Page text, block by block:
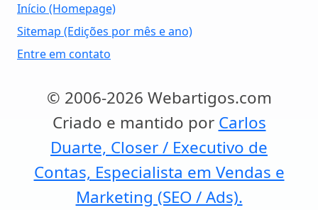
Início (Homepage)
Sitemap (Edições por mês e ano)
Entre em contato
© 2006-2026 Webartigos.com
Criado e mantido por Carlos
Duarte, Closer / Executivo de
Contas, Especialista em Vendas e
Marketing (SEO / Ads).